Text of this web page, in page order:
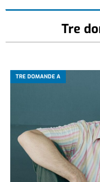
Tre
TRE DOMANDE A